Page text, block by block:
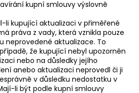
kupní smlouvy výslovně
li kupující aktualizaci v přiměřené
práva z vady, která vznikla pouze
neprovedené aktualizace. To
že kupující nebyl upozorněn
nebo na důsledky jejího
anebo aktualizaci neprovedl či ji
v důsledku nedostatku v
li být podle kupní smlouvy